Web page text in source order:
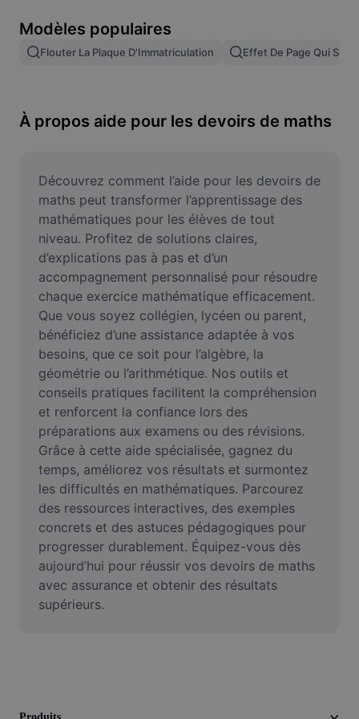
Fusion d'images
Redimensionner une image
Générateur de mèmes
AI Text Remover
AI People Remover
AI Inpainting
Face Cutout
Vidéo
Suppression de l'arrière-plan de vidéos
Amélioration de la qualité
Éditeur de vidéos
Couper une vidéo
Ajouter des sous-titres à une vidéo
Convertisseur de vidéo
Modèles populaires
Flouter La Plaque D'Immatriculation Effet De Page Qui Se
À propos aide pour les devoirs de maths
Découvrez comment l’aide pour les devoirs de
maths peut transformer l’apprentissage des
mathématiques pour les élèves de tout
niveau. Profitez de solutions claires,
d’explications pas à pas et d’un
accompagnement personnalisé pour résoudre
chaque exercice mathématique efficacement.
Que vous soyez collégien, lycéen ou parent,
bénéficiez d’une assistance adaptée à vos
besoins, que ce soit pour l’algèbre, la
géométrie ou l’arithmétique. Nos outils et
conseils pratiques facilitent la compréhension
et renforcent la confiance lors des
préparations aux examens ou des révisions.
Grâce à cette aide spécialisée, gagnez du
temps, améliorez vos résultats et surmontez
les difficultés en mathématiques. Parcourez
des ressources interactives, des exemples
concrets et des astuces pédagogiques pour
progresser durablement. Équipez-vous dès
aujourd’hui pour réussir vos devoirs de maths
avec assurance et obtenir des résultats
supérieurs.